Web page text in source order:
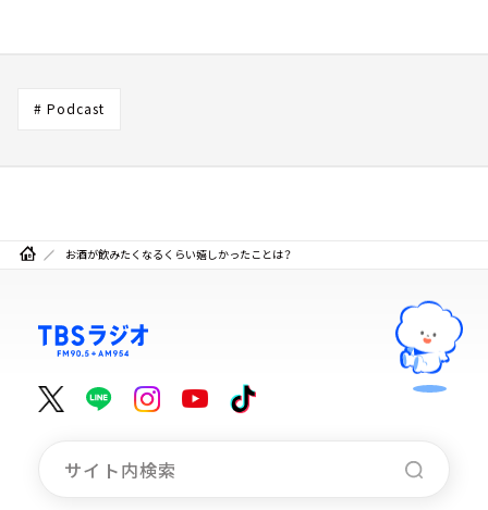
# Podcast
お酒が飲みたくなるくらい嬉しかったことは？